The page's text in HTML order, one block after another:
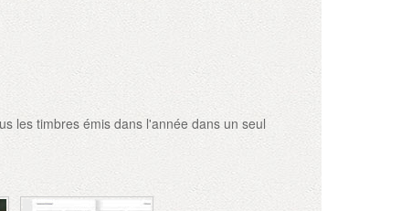
les timbres émis dans l'année dans un seul